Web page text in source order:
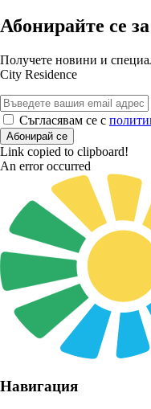
Абонирайте се за
Получете новини и
City Residence
Съгласявам се с
Абонирай се
Link copied to clipboard!
An error occurred
Навигация